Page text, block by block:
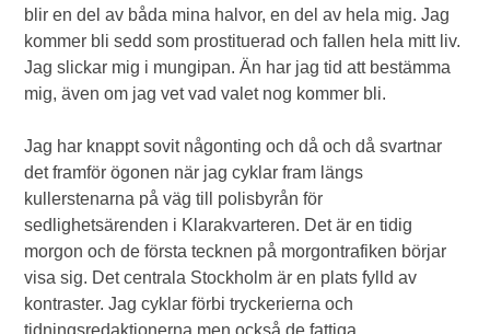
blir en del av båda mina halvor, en del av hela mig. Jag
kommer bli sedd som prostituerad och fallen hela mitt liv.
Jag slickar mig i mungipan. Än har jag tid att bestämma
mig, även om jag vet vad valet nog kommer bli.
Jag har knappt sovit någonting och då och då svartnar
det framför ögonen när jag cyklar fram längs
kullerstenarna på väg till polisbyrån för
sedlighetsärenden i Klarakvarteren. Det är en tidig
morgon och de första tecknen på morgontrafiken börjar
visa sig. Det centrala Stockholm är en plats fylld av
kontraster. Jag cyklar förbi tryckerierna och